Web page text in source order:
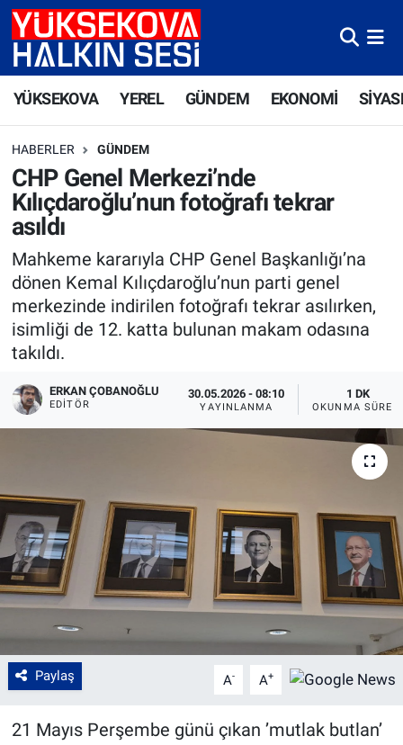
YÜKSEKOVA YEREL GÜNDEM EKONOMİ
HABERLER GÜNDEM
CHP Genel Merkezi’nde
Kılıçdaroğlu’nun fotoğrafı tekrar
asıldı
Mahkeme kararıyla CHP Genel Başkanlığı’na
dönen Kemal Kılıçdaroğlu’nun parti genel
merkezinde indirilen fotoğrafı tekrar asılırken,
isimliği de 12. katta bulunan makam odasına
takıldı.
ERKAN ÇOBANOĞLU
EDITÖR
30.05.2026 - 08:10
YAYINLANMA
1 DK
OKUNMA SÜRESI
Paylaş A- A+
21 Mayıs Perşembe günü çıkan ’mutlak butlan’
Yüksekova Nöbetçi Eczaneler
Süper Lig Puan Durumu ve Fikstür
Tüm Manşetler
Son Dakika Haberleri
Haber Arşivi